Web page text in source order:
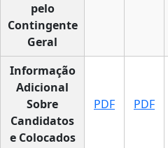
pelo
Contingente
Geral
Informação
Adicional
Sobre
Candidatos
e Colocados
PDF PDF